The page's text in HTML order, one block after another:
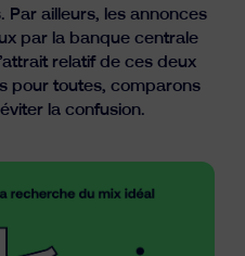
Par ailleurs, les annonces
par la banque centrale
relatif de ces deux
pour toutes, comparons
la confusion.